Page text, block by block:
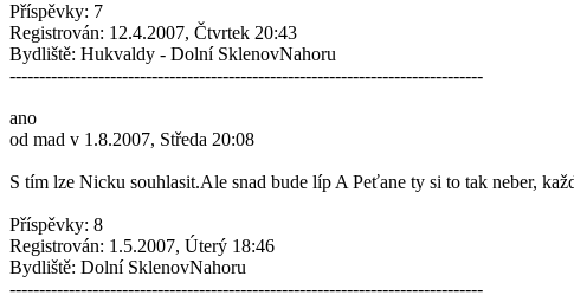
Příspěvky: 7
Registrován: 12.4.2007, Čtvrtek 20:43
Bydliště: Hukvaldy - Dolní SklenovNahoru
--------------------------------------------------------------------------------
ano
od mad v 1.8.2007, Středa 20:08
S tím lze Nicku souhlasit.Ale snad bude líp A Peťane ty si to tak neber,
Příspěvky: 8
Registrován: 1.5.2007, Úterý 18:46
Bydliště: Dolní SklenovNahoru
--------------------------------------------------------------------------------